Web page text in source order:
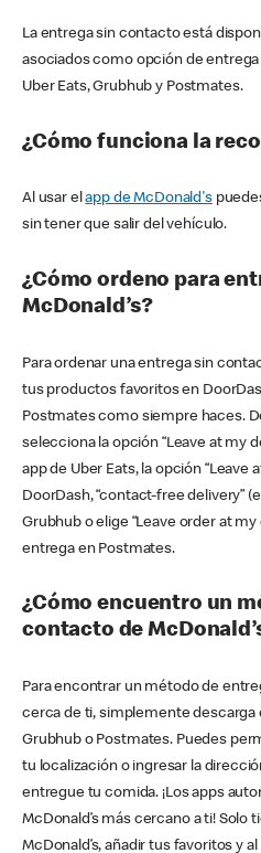
La entrega sin contacto está
asociados como opción de
Uber Eats, Grubhub y Postmates.
¿Cómo funciona la
Al usar elapp de McDonald's
sin tener que salir del vehículo.
¿Cómo ordeno para
McDonald’s?
Para ordenar una entrega sin
tus productos favoritos en
Postmates como siempre haces.
selecciona la opción “Leave at my
app de Uber Eats, la opción “Leave
DoorDash, “contact-free delivery”
Grubhub o elige “Leave order at
entrega en Postmates.
¿Cómo encuentro un
contacto de
Para encontrar un método de
cerca de ti, simplemente descarga
Grubhub o Postmates. Puedes
tu localización o ingresar la
entregue tu comida. ¡Los apps
McDonald’s más cercano a ti! Solo
McDonald’s, añadir tus favoritos y